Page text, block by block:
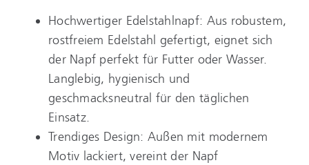
Hochwertiger Edelstahlnapf: Aus robustem,
rostfreiem Edelstahl gefertigt, eignet sich
der Napf perfekt für Futter oder Wasser.
Langlebig, hygienisch und
geschmacksneutral für den täglichen
Einsatz.
Trendiges Design: Außen mit modernem
Motiv lackiert, vereint der Napf